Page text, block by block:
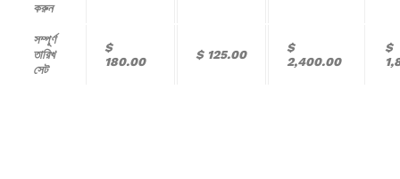
করুন
সম্পূর্ণ
তারিখ
সেট
$
180.00
$ 125.00
$
2,400.00
$